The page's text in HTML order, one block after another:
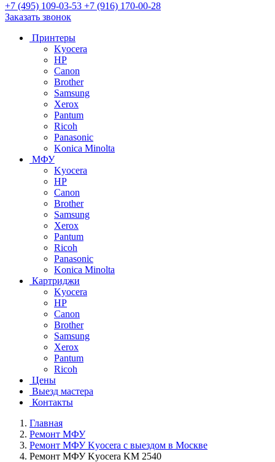
+7 (495) 109-03-53 +7 (916) 170-00-28
Заказать звонок
Принтеры
Kyocera
HP
Canon
Brother
Samsung
Xerox
Pantum
Ricoh
Panasonic
Konica Minolta
МФУ
Kyocera
HP
Canon
Brother
Samsung
Xerox
Pantum
Ricoh
Panasonic
Konica Minolta
Картриджи
Kyocera
HP
Canon
Brother
Samsung
Xerox
Pantum
Ricoh
Цены
Выезд мастера
Контакты
Главная
Ремонт МФУ
Ремонт МФУ Kyocera с выездом в Москве
Ремонт МФУ Kyocera KM 2540